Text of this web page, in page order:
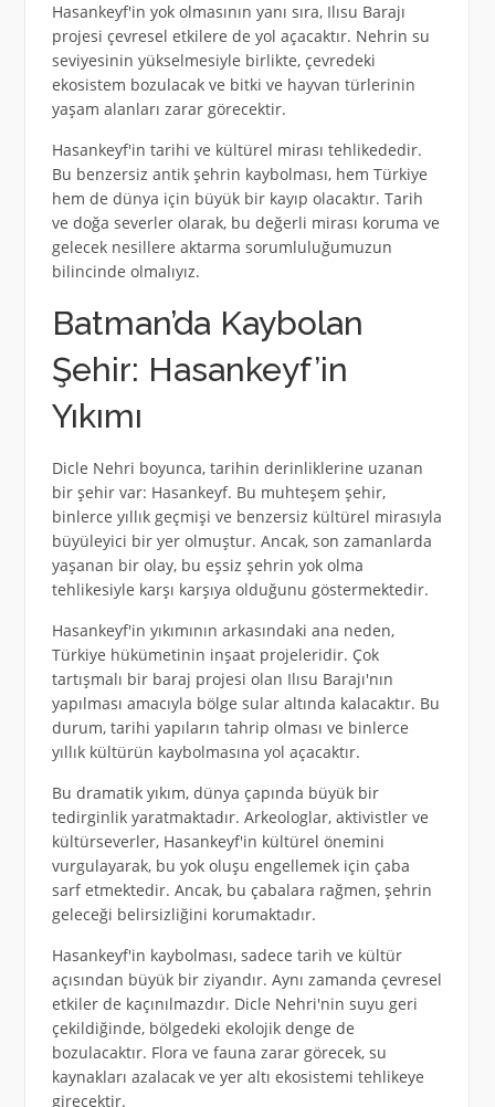
Hasankeyf'in yok olmasının yanı sıra, Ilısu Barajı
projesi çevresel etkilere de yol açacaktır. Nehrin su
seviyesinin yükselmesiyle birlikte, çevredeki
ekosistem bozulacak ve bitki ve hayvan türlerinin
yaşam alanları zarar görecektir.
Hasankeyf'in tarihi ve kültürel mirası tehlikededir.
Bu benzersiz antik şehrin kaybolması, hem Türkiye
hem de dünya için büyük bir kayıp olacaktır. Tarih
ve doğa severler olarak, bu değerli mirası koruma ve
gelecek nesillere aktarma sorumluluğumuzun
bilincinde olmalıyız.
Batman’da Kaybolan
Şehir: Hasankeyf’in
Yıkımı
Dicle Nehri boyunca, tarihin derinliklerine uzanan
bir şehir var: Hasankeyf. Bu muhteşem şehir,
binlerce yıllık geçmişi ve benzersiz kültürel mirasıyla
büyüleyici bir yer olmuştur. Ancak, son zamanlarda
yaşanan bir olay, bu eşsiz şehrin yok olma
tehlikesiyle karşı karşıya olduğunu göstermektedir.
Hasankeyf'in yıkımının arkasındaki ana neden,
Türkiye hükümetinin inşaat projeleridir. Çok
tartışmalı bir baraj projesi olan Ilısu Barajı'nın
yapılması amacıyla bölge sular altında kalacaktır. Bu
durum, tarihi yapıların tahrip olması ve binlerce
yıllık kültürün kaybolmasına yol açacaktır.
Bu dramatik yıkım, dünya çapında büyük bir
tedirginlik yaratmaktadır. Arkeologlar, aktivistler ve
kültürseverler, Hasankeyf'in kültürel önemini
vurgulayarak, bu yok oluşu engellemek için çaba
sarf etmektedir. Ancak, bu çabalara rağmen, şehrin
geleceği belirsizliğini korumaktadır.
Hasankeyf'in kaybolması, sadece tarih ve kültür
açısından büyük bir ziyandır. Aynı zamanda çevresel
etkiler de kaçınılmazdır. Dicle Nehri'nin suyu geri
çekildiğinde, bölgedeki ekolojik denge de
bozulacaktır. Flora ve fauna zarar görecek, su
kaynakları azalacak ve yer altı ekosistemi tehlikeye
girecektir.